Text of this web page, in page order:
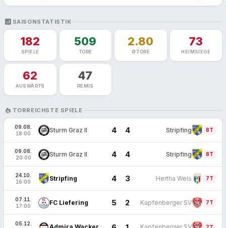
ANALYTICS SAISONSTATISTIK
182
SPIELE
509
TORE
2.80
Ø TORE
73
HEIMSIEGE
62
AUSWÄRTS
47
REMIS
LOCAL_FIRE_DEPARTMENT TORREICHSTE SPIELE
09.08.
18:00
Sturm Graz II 4 : 4 Stripfing FT 8T
09.08.
20:00
Sturm Graz II 4 : 4 Stripfing FT 8T
24.10.
16:00
Stripfing 4 : 3 Hertha Wels FT 7T
07.11.
17:00
FC Liefering 5 : 2 Kapfenberger SV FT 7T
05.12.
FT 7T